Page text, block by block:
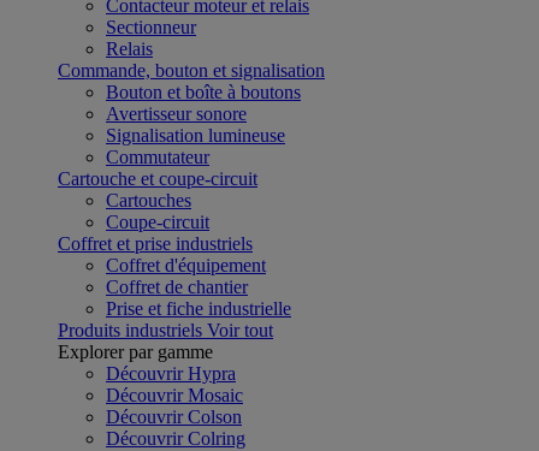
Contacteur moteur et relais
Sectionneur
Relais
Commande, bouton et signalisation
Bouton et boîte à boutons
Avertisseur sonore
Signalisation lumineuse
Commutateur
Cartouche et coupe-circuit
Cartouches
Coupe-circuit
Coffret et prise industriels
Coffret d'équipement
Coffret de chantier
Prise et fiche industrielle
Produits industriels Voir tout
Explorer par gamme
Découvrir Hypra
Découvrir Mosaic
Découvrir Colson
Découvrir Colring